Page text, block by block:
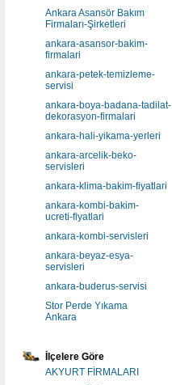
Ankara Asansör Bakım
Firmaları-Şirketleri
ankara-asansor-bakim-
firmalari
ankara-petek-temizleme-
servisi
ankara-boya-badana-tadilat-
dekorasyon-firmalari
ankara-hali-yikama-yerleri
ankara-arcelik-beko-
servisleri
ankara-klima-bakim-fiyatlari
ankara-kombi-bakim-
ucreti-fiyatlari
ankara-kombi-servisleri
ankara-beyaz-esya-
servisleri
ankara-buderus-servisi
Stor Perde Yıkama
Ankara
İlçelere Göre
AKYURT FİRMALARI